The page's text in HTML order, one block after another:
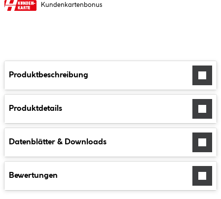
Kundenkartenbonus
Produktbeschreibung
Produktdetails
Datenblätter & Downloads
Bewertungen